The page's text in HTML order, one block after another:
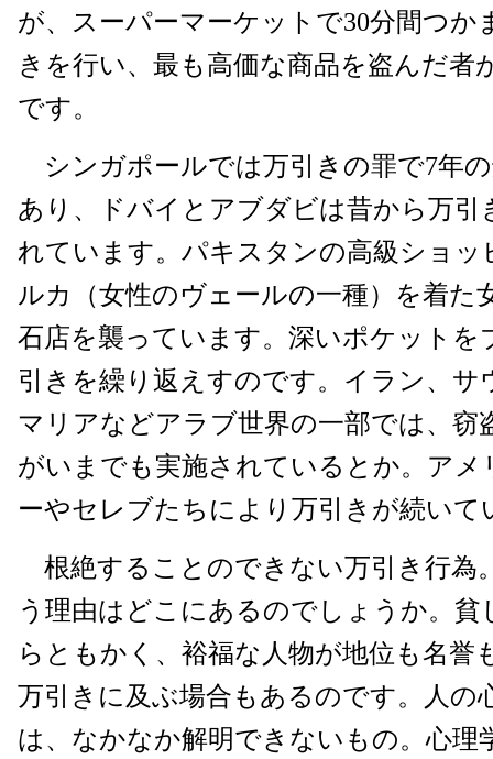
が、スーパーマーケットで30分間つか
きを行い、最も高価な商品を盗んだ者
です。
シンガポールでは万引きの罪で7年
あり、ドバイとアブダビは昔から万引
れています。パキスタンの高級ショッ
ルカ（女性のヴェールの一種）を着た
石店を襲っています。深いポケットを
引きを繰り返えすのです。イラン、サ
マリアなどアラブ世界の一部では、窃
がいまでも実施されているとか。アメ
ーやセレブたちにより万引きが続いて
根絶することのできない万引き行為
う理由はどこにあるのでしょうか。貧
らともかく、裕福な人物が地位も名誉
万引きに及ぶ場合もあるのです。人の
は、なかなか解明できないもの。心理